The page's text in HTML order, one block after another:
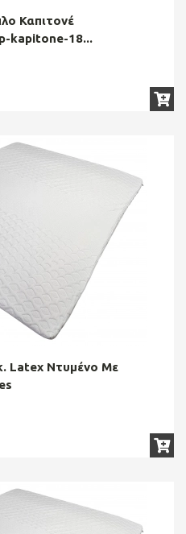
Καπιτονέ
kapitone-18...
Latex Ντυμένο Με